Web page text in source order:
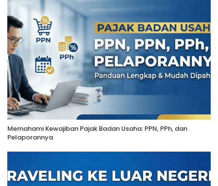
Memahami Kewajiban Pajak Badan Usaha: PPN, PPh, dan
Pelaporannya